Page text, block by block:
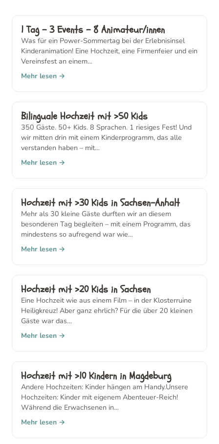
1 Tag – 3 Events – 8 Animateur/innen
Was für ein Power-Sommertag bei der Erlebnisinsel
Kinderanimation! Eine Hochzeit, eine Firmenfeier und ein
Vereinsfest an einem…
Mehr lesen →
Bilinguale Hochzeit mit >50 Kids
350 Gäste. 50+ Kids. 8 Sprachen. 1 riesiges Fest! Und
wir mitten drin mit einem Kinderprogramm, das alle
verstanden haben – mit…
Mehr lesen →
Hochzeit mit >30 Kids in Sachsen-Anhalt
Mehr als 30 kleine Gäste durften wir an diesem
besonderen Tag begleiten – mit einem Programm, das
mindestens so aufregend war wie…
Mehr lesen →
Hochzeit mit >20 Kids in Sachsen
Eine Hochzeit wie aus einem Film – in der Klosterruine
Heiligkreuz! Aber ganz ehrlich? Für die über 20 kleinen
Gäste war das…
Mehr lesen →
Hochzeit mit >10 Kindern in Magdeburg
Andere Hochzeiten: Kinder hängen am Handy.Unsere
Hochzeiten: Kinder mit eigenem Abenteuer-Reich!
Während die Erwachsenen in…
Mehr lesen →